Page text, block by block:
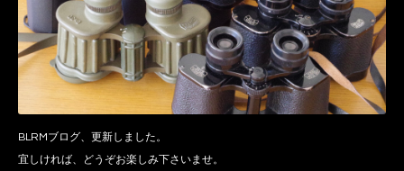
BLRMブログ、更新しました。
宜しければ、どうぞお楽しみ下さいませ。